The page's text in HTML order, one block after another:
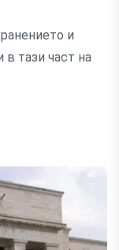
и
в тази част на